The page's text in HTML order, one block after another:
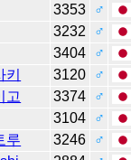
3353
♂
3232
♂
3404
♂
3120
♂
고 3374
♂
3104
♂
루 3246
♂